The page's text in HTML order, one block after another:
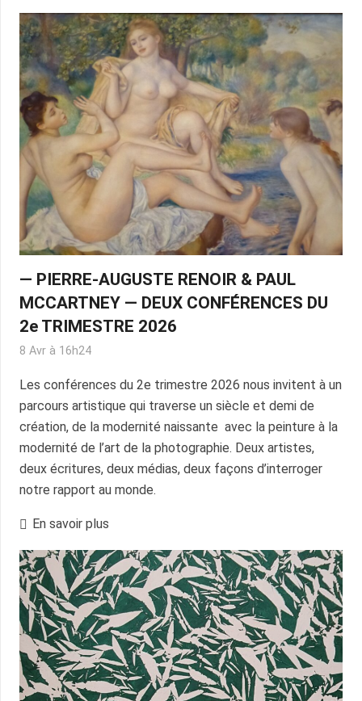
— PIERRE-AUGUSTE RENOIR & PAUL
MCCARTNEY — DEUX CONFÉRENCES DU
2e TRIMESTRE 2026
8 Avr à 16h24
Les conférences du 2e trimestre 2026 nous invitent à un
parcours artistique qui traverse un siècle et demi de
création, de la modernité naissante avec la peinture à la
modernité de l’art de la photographie. Deux artistes,
deux écritures, deux médias, deux façons d’interroger
notre rapport au monde.
En savoir plus